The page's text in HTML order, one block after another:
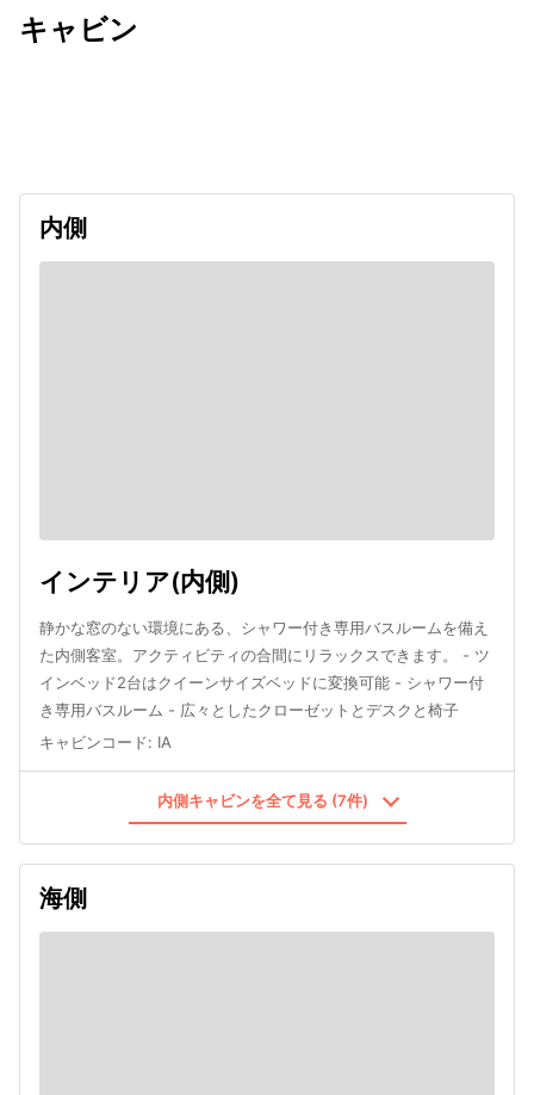
キャビン
内側
インテリア(内側)
静かな窓のない環境にある、シャワー付き専用バスルームを備え
た内側客室。アクティビティの合間にリラックスできます。 - ツ
インベッド2台はクイーンサイズベッドに変換可能 - シャワー付
き専用バスルーム - 広々としたクローゼットとデスクと椅子
キャビンコード: IA
内側キャビンを全て見る (7件)
海側